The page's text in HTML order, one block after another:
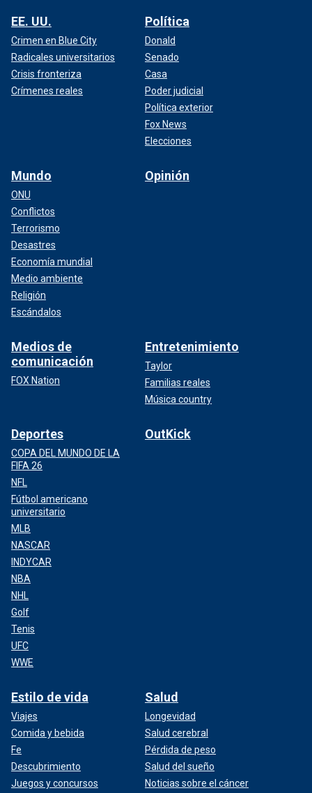
EE. UU.
Crimen en Blue City
Radicales universitarios
Crisis fronteriza
Crímenes reales
Política
Donald
Senado
Casa
Poder judicial
Política exterior
Fox News
Elecciones
Mundo
ONU
Conflictos
Terrorismo
Desastres
Economía mundial
Medio ambiente
Religión
Escándalos
Opinión
Medios de
comunicación
FOX Nation
Entretenimiento
Taylor
Familias reales
Música country
Deportes
COPA DEL MUNDO DE LA
FIFA 26
NFL
Fútbol americano
universitario
MLB
NASCAR
INDYCAR
NBA
NHL
Golf
Tenis
UFC
WWE
OutKick
Estilo de vida
Viajes
Comida y bebida
Fe
Descubrimiento
Juegos y concursos
Salud
Longevidad
Salud cerebral
Pérdida de peso
Salud del sueño
Noticias sobre el cáncer